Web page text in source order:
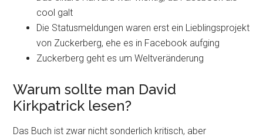
cool galt
Die Statusmeldungen waren erst ein Lieblingsprojekt
von Zuckerberg, ehe es in Facebook aufging
Zuckerberg geht es um Weltveränderung
Warum sollte man David
Kirkpatrick lesen?
Das Buch ist zwar nicht sonderlich kritisch, aber